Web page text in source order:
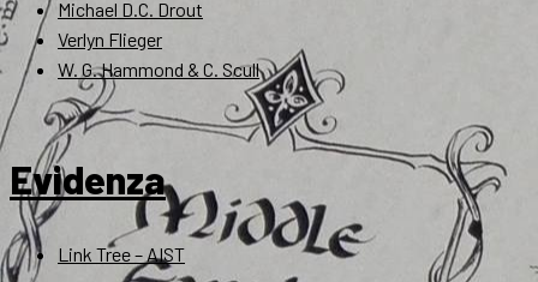
Michael D.C. Drout
Verlyn Flieger
W. G. Hammond & C. Scull
Evidenza
Link Tree – AIST